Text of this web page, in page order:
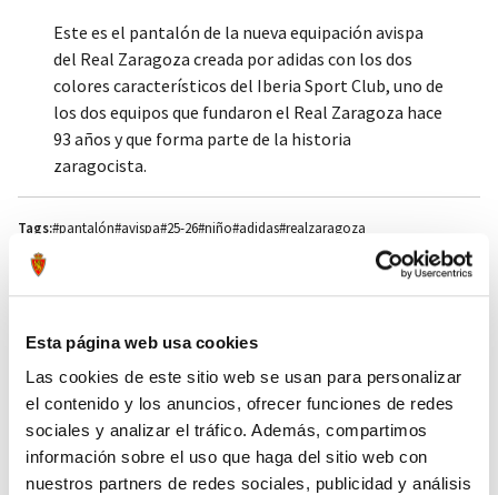
Esta página web usa cookies
Las cookies de este sitio web se usan para personalizar
el contenido y los anuncios, ofrecer funciones de redes
sociales y analizar el tráfico. Además, compartimos
información sobre el uso que haga del sitio web con
nuestros partners de redes sociales, publicidad y análisis
Este es el pantalón de la nueva equipación avispa
del Real Zaragoza creada por adidas con los dos
colores característicos del Iberia Sport Club, uno de
los dos equipos que fundaron el Real Zaragoza hace
93 años y que forma parte de la historia
zaragocista.
Tags:#pantalón#avispa#25-26#niño#adidas#realzaragoza
Press to skip carousel
PRODUCTOS RELACIONADOS